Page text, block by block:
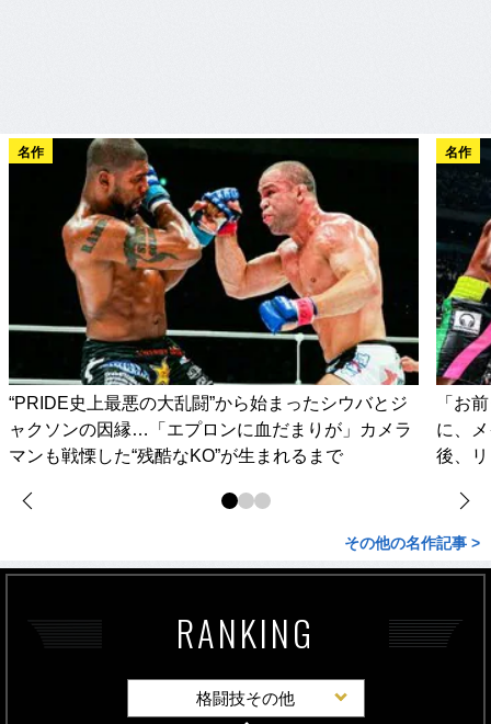
名作
“PRIDE史上最悪の大乱闘”から始まったシウバとジ
ャクソンの因縁…「エプロンに血だまりが」カメラ
マンも戦慄した“残酷なKO”が生まれるまで
名作
「お
に、
後、
その他の名作記事 >
RANKING
格闘技その他